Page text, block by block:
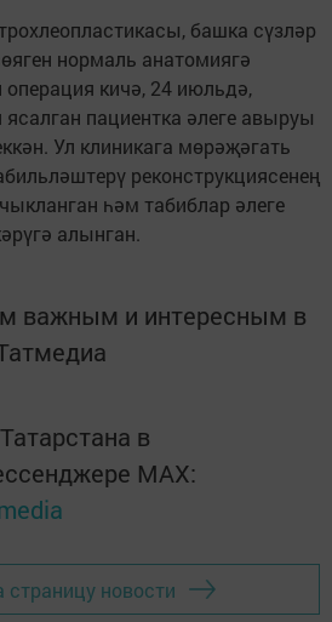
башка сүзләр
нормаль анатомиягә
кичә, 24 июльдә,
пациентка әлеге авыруы
Ул клиникага мөрәҗәгать
реконструкциясенең
һәм табиблар әлеге
алынган.
важным и интересным в
в
MАХ:
страницу новости